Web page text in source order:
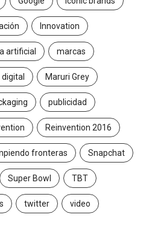
Innovation
artificial marcas
Maruri Grey
publicidad
Reinvention 2016
fronteras Snapchat
Super Bowl TBT
twitter video